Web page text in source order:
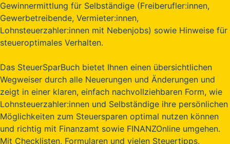
Gewinnermittlung für Selbständige (Freiberufler:innen,
Gewerbetreibende, Vermieter:innen,
Lohnsteuerzahler:innen mit Nebenjobs) sowie Hinweise für
steueroptimales Verhalten.
Das SteuerSparBuch bietet Ihnen einen übersichtlichen
Wegweiser durch alle Neuerungen und Änderungen und
zeigt in einer klaren, einfach nachvollziehbaren Form, wie
Lohnsteuerzahler:innen und Selbständige ihre persönlichen
Möglichkeiten zum Steuersparen optimal nutzen können
und richtig mit Finanzamt sowie FINANZOnline umgehen.
Mit Checklisten, Formularen und vielen Steuertipps.